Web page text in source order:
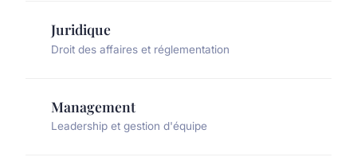
Juridique
Droit des affaires et réglementation
Management
Leadership et gestion d'équipe